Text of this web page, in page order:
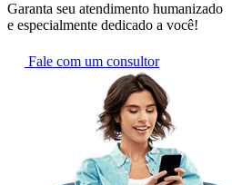
Garanta seu atendimento humanizado
e especialmente dedicado a você!
Fale com um consultor